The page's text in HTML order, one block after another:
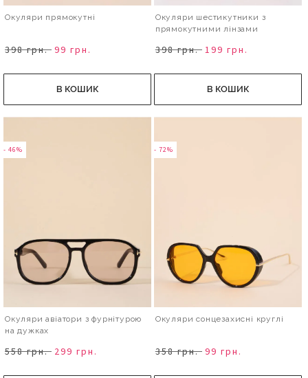
Окуляри прямокутні
398 грн. 99 грн.
В КОШИК
Окуляри шестикутники з
прямокутними лінзами
398 грн. 199 грн.
В КОШИК
- 46%
Окуляри авіатори з фурнітурою
на дужках
558 грн. 299 грн.
- 72%
Окуляри сонцезахисні круглі
358 грн. 99 грн.